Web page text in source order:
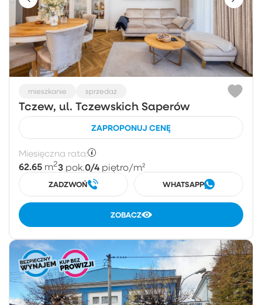
mieszkanie sprzedaż
Tczew, ul. Tczewskich Saperów
ZAPROPONUJ CENĘ
Miesięczna rata:
62.65 m23 pok.0/4 piętro/m²
ZADZWOŃ WHATSAPP
ZOBACZ